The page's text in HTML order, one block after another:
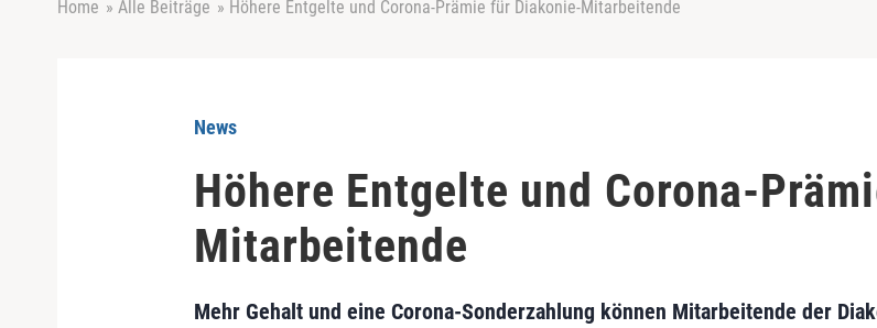
Home » Alle Beiträge » Höhere Entgelte und Corona-Prämie für Diakonie-Mitarbeitende
News
Höhere Entgelte und Corona-
Mitarbeitende
Mehr Gehalt und eine Corona-Sonderzahlung können Mitarbeitende der